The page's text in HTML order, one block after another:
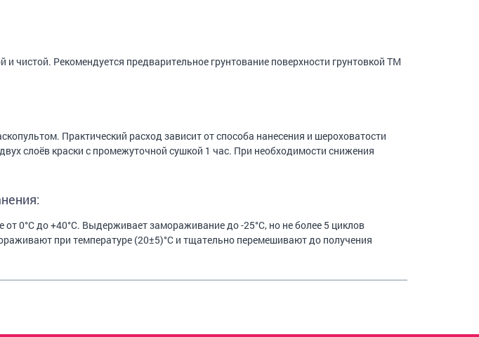
чистой. Рекомендуется предварительное грунтование поверхности грунтовкой ТМ
Практический расход зависит от способа нанесения и шероховатости
слоёв краски с промежуточной сушкой 1 час. При необходимости снижения
от 0°С до +40°С. Выдерживает замораживание до -25°С, но не более 5 циклов
при температуре (20±5)°С и тщательно перемешивают до получения